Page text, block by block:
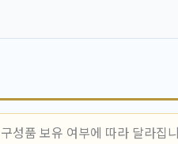
성품 보유 여부에 따라 달라집